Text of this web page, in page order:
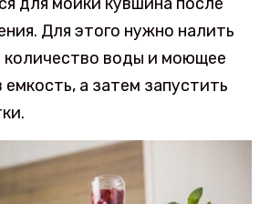
Для этого нужно налить
количество воды и моющее
емкость, а затем запустить